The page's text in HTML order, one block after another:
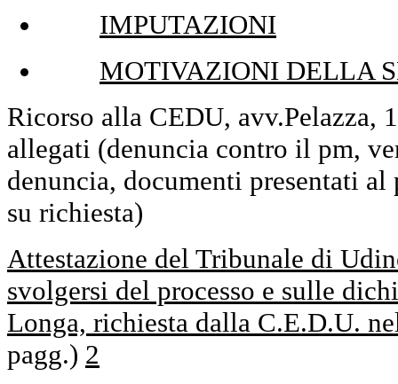
IMPUTAZIONI
MOTIVAZIONI DELLA
Ricorso alla CEDU, avv.Pelazza,
allegati (denuncia contro il pm,
denuncia, documenti presentati al
su richiesta)
Attestazione del Tribunale di
svolgersi del processo e sulle
Longa, richiesta dalla C.E.D.U.
pagg.) 2